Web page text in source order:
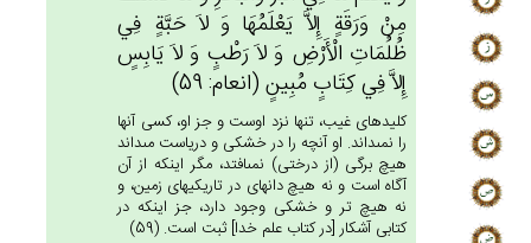
مِنْ‌ وَرَقَة‌ٍ إِلاَّ يَعْلَمُهَا وَ لاَ حَبَّة‌ٍ فِي‌
ظُلُمَات‌ِ الْأَرْض‌ِ وَ لاَ رَطْب‌ٍ وَ لاَ يَابِس‌ٍ
إِلاَّ فِي‌ كِتَاب‌ٍ مُبِين‌ٍ (انعام: 59)
كليدهاى غيب، تنها نزد اوست و جز او، كسى آنها
را نمى‏داند. او آنچه را در خشكى و درياست مى‏داند
هيچ برگى (از درختى) نمى‏افتد، مگر اينكه از آن
آگاه است و نه هيچ دانه‏اى در تاريكيهاى زمين، و
نه هيچ تر و خشكى وجود دارد، جز اينكه در
كتابى آشكار [در كتاب علم خدا] ثبت است. (59)